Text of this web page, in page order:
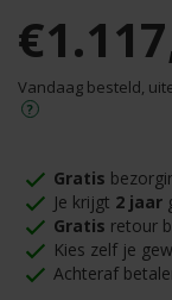
Vandaag besteld,
Gratis
Je krijgt 2 jaar
Gratis retour
Kies zelf je
Achteraf